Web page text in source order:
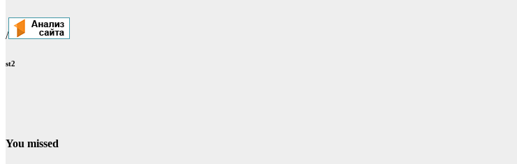
/
st2
You missed